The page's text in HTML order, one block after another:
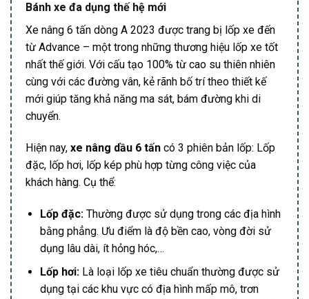
Bánh xe đa dụng thế hệ mới
Xe nâng 6 tấn dòng A 2023 được trang bị lốp xe đến
từ Advance – một trong những thương hiệu lốp xe tốt
nhất thế giới. Với cấu tạo 100% từ cao su thiên nhiên
cùng với các đường vân, kẻ rãnh bố trí theo thiết kế
mới giúp tăng khả năng ma sát, bám đường khi di
chuyển.
Hiện nay, xe nâng dầu 6 tấn có 3 phiên bản lốp: Lốp
đặc, lốp hơi, lốp kép phù hợp từng công việc của
khách hàng. Cụ thể:
Lốp đặc: Thường được sử dụng trong các địa hình
bằng phẳng. Ưu điểm là độ bền cao, vòng đời sử
dụng lâu dài, ít hỏng hóc,…
Lốp hơi:Là loại lốp xe tiêu chuẩn thường được sử
dụng tại các khu vực có địa hình mấp mô, trơn